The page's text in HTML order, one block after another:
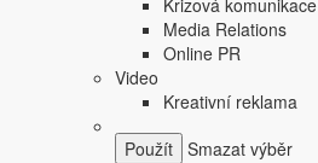
Krizová komunikace
Media Relations
Online PR
Video
Kreativní reklama
Smazat výběr